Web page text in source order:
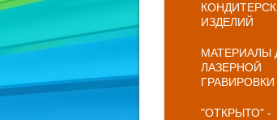
ИЗДЕЛИЙ
МАТЕРИАЛЫ
ЛАЗЕРНОЙ
ГРАВИРОВКИ
"ОТКРЫТО" -